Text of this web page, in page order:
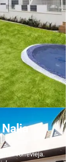
in Torrevieja.